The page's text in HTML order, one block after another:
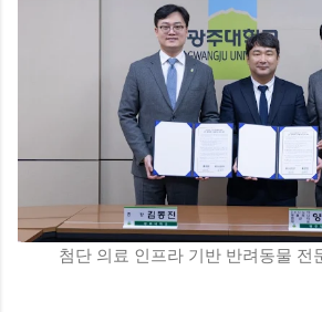
첨단 의료 인프라 기반 반려동물 전